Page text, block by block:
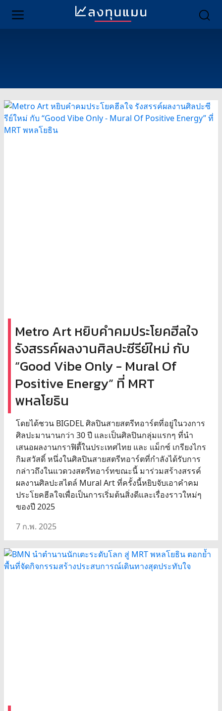
Metro Art หยิบคำคมประโยคฮีลใจ
รังสรรค์ผลงานศิลปะซีรีย์ใหม่ กับ
“Good Vibe Only - Mural Of
Positive Energy” ที่ MRT
พหลโยธิน
โดยได้ชวน BIGDEL ศิลปินสายสตรีทอาร์ตที่อยู่ในวงการ
ศิลปะมานานกว่า 30 ปี และเป็นศิลปินกลุ่มแรกๆ ที่นำ
เสนอผลงานกราฟิตี้ในประเทศไทย และ แม็กซ์ เกรียงไกร
กิมสวัสดิ์ หนึ่งในศิลปินสายสตรีทอาร์ตที่กำลังได้รับการ
กล่าวถึงในแวดวงสตรีทอาร์ทขณะนี้ มาร่วมสร้างสรรค์
ผลงานศิลปะสไตล์ Mural Art ที่ครั้งนี้หยิบจับเอาคำคม
ประโยคฮีลใจเพื่อเป็นการเริ่มต้นสิ่งดีและเรื่องราวใหม่ๆ
ของปี 2025
7 ก.พ. 2025